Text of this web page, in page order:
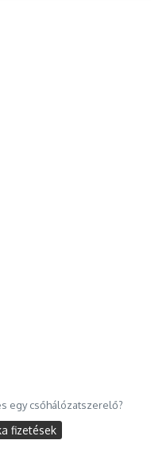
egy csőhálózatszerelő?
fizetések